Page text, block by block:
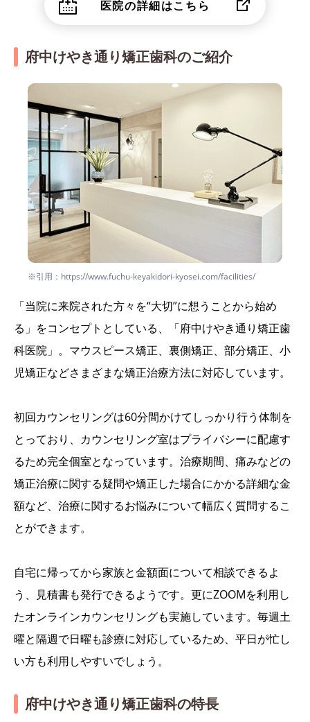
医院の詳細はこちら
府中けやき通り矯正歯科のご紹介
※引用：https://www.fuchu-keyakidori-kyosei.com/facilities/
「当院に来院された方々を“大切”に想うことから始め
る」をコンセプトとしている、「府中けやき通り矯正歯
科医院」。マウスピース矯正、裏側矯正、部分矯正、小
児矯正などさまざまな矯正治療方法に対応しています。
初回カウンセリングは60分間かけてしっかり行う体制を
とっており、カウンセリング室はプライバシーに配慮す
るため完全個室となっています。治療期間、痛みなどの
矯正治療に関する疑問や矯正した場合にかかる詳細な金
額など、治療に関するお悩みについて幅広く質問するこ
とができます。
自宅に帰ってから家族と金額面について相談できるよ
う、見積書も発行できるようです。更にZOOMを利用し
たオンラインカウンセリングも実施しています。毎週土
曜と隔週で日曜も診療に対応しているため、平日が忙し
い方も利用しやすいでしょう。
府中けやき通り矯正歯科の特長